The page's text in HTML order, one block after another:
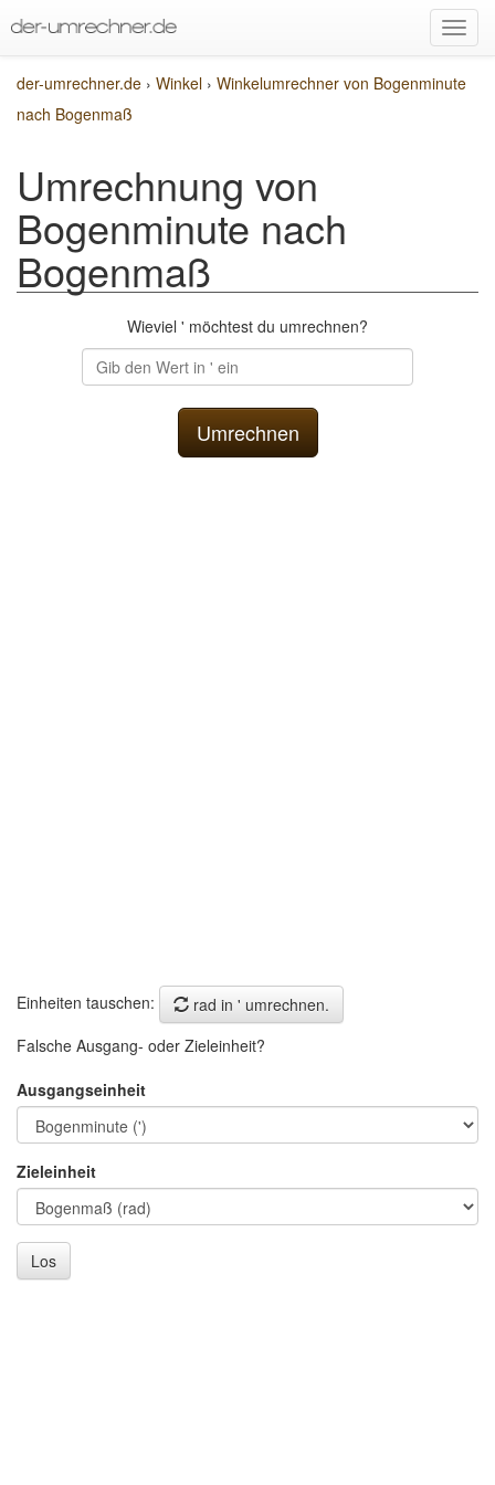
der-umrechner.de › Winkel › Winkelumrechner von Bogenminute
nach Bogenmaß
Umrechnung von
Bogenminute nach
Bogenmaß
Wieviel ' möchtest du umrechnen?
Einheiten tauschen:
rad in ' umrechnen.
Falsche Ausgang- oder Zieleinheit?
Ausgangseinheit
Zieleinheit
Los